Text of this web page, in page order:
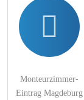
Monteurzimmer-
Eintrag Magdeburg